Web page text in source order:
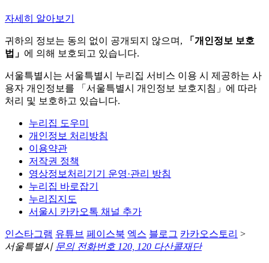
자세히 알아보기
귀하의 정보는 동의 없이 공개되지 않으며,
「개인정보 보호
법」 에 의해 보호되고 있습니다.
서울특별시는 서울특별시 누리집 서비스 이용 시 제공하는 사
용자 개인정보를 「서울특별시 개인정보 보호지침」에 따라
처리 및 보호하고 있습니다.
누리집 도우미
개인정보 처리방침
이용약관
저작권 정책
영상정보처리기기 운영·관리 방침
누리집 바로잡기
누리집지도
서울시 카카오톡 채널 추가
인스타그램 유튜브 페이스북 엑스 블로그 카카오스토리 >
서울특별시 문의 전화번호 120, 120 다산콜재단